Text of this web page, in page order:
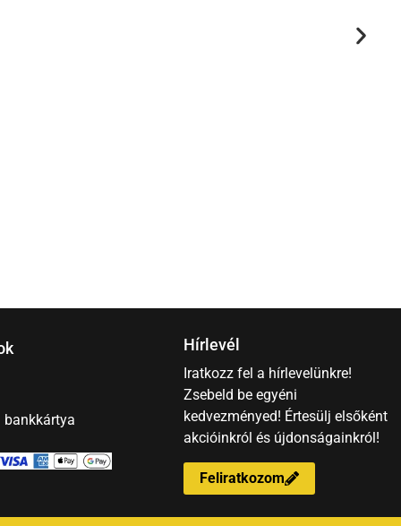
bankkártya
Hírlevél
Iratkozz fel a hírlevelünkre!
Zsebeld be egyéni
kedvezményed! Értesülj elsőként
akcióinkról és újdonságainkról!
Feliratkozom